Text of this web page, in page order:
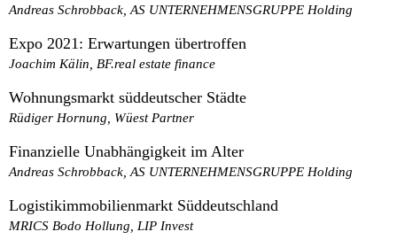
Andreas Schrobback, AS UNTERNEHMENSGRUPPE Holding
Expo 2021: Erwartungen übertroffen
Joachim Kälin, BF.real estate finance
Wohnungsmarkt süddeutscher Städte
Rüdiger Hornung, Wüest Partner
Finanzielle Unabhängigkeit im Alter
Andreas Schrobback, AS UNTERNEHMENSGRUPPE Holding
Logistikimmobilienmarkt Süddeutschland
MRICS Bodo Hollung, LIP Invest